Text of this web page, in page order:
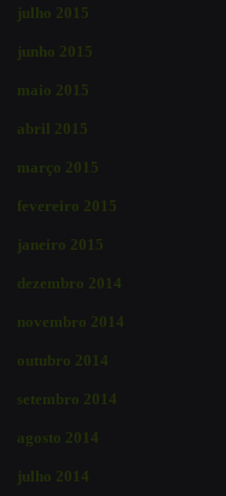
julho 2015
junho 2015
maio 2015
abril 2015
março 2015
fevereiro 2015
janeiro 2015
dezembro 2014
novembro 2014
outubro 2014
setembro 2014
agosto 2014
julho 2014